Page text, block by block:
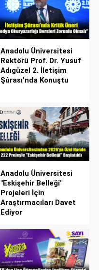
Anadolu Üniversitesi
Rektörü Prof. Dr. Yusuf
Adıgüzel 2. İletişim
Şûrası’nda Konuştu
Anadolu Üniversitesi
"Eskişehir Belleği"
Projeleri İçin
Araştırmacıları Davet
Ediyor